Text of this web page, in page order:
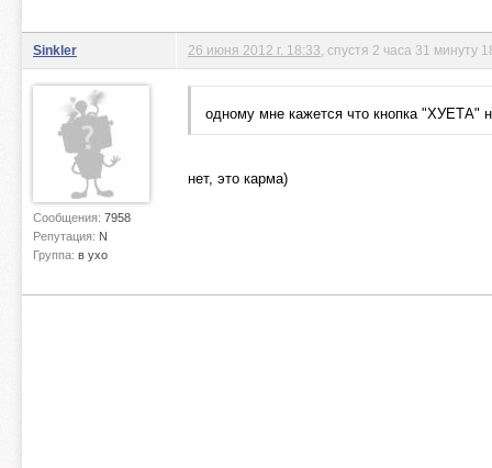
Sinkler
Сообщения: 7958
Репутация: N
Группа: в ухо
26 июня 2012 г. 18:33 , спустя 2 часа 31 минуту
одному мне кажется что кнопка "ХУЕТА"
нет, это карма)